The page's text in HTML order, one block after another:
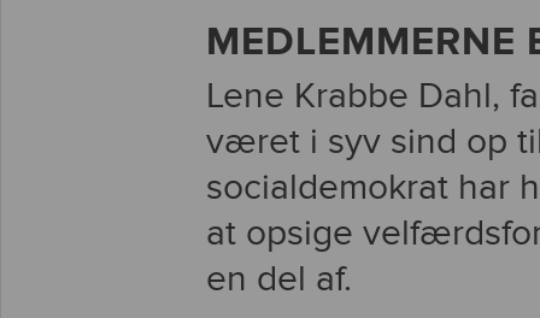
MEDLEMMERNE
Lene Krabbe Dahl,
været i syv sind op
socialdemokrat har
at opsige
en del af.